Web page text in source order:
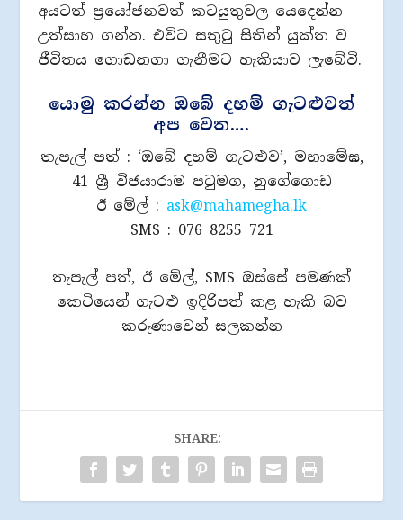
අයටත් ප්‍රයෝජනවත් කටයුතුවල යෙදෙන්න
උත්සාහ ගන්න. එවිට සතුටු සිතින් යුක්ත ව
ජීවිතය ගොඩනගා ගැනීමට හැකියාව ලැබේවි.
යොමු කරන්න ඔබේ දහම් ගැටළුවත්
අප වෙත….
තැපැල් පත් : ‘ඔබේ දහම් ගැටළුව’, මහාමේඝ,
41 ශ්‍රී විජයාරාම පටුමග, නුගේගොඩ
ඊ මේල් : ask@mahamegha.lk
SMS : 076 8255 721
තැපැල් පත්, ඊ මේල්, SMS ඔස්සේ පමණක්
කෙටියෙන් ගැටළු ඉදිරිපත් කළ හැකි බව
කරුණාවෙන් සලකන්න
SHARE: